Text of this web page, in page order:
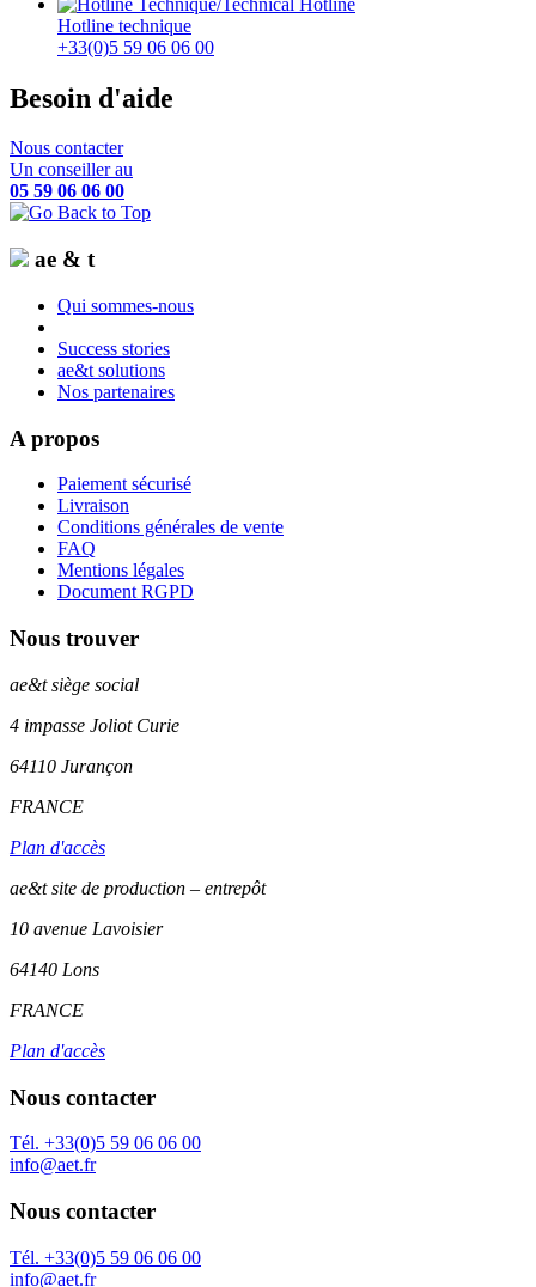
Hotline technique
+33(0)5 59 06 06 00
Besoin d'aide
Nous contacter
Un conseiller au
05 59 06 06 00
ae & t
Qui sommes-nous
Success stories
ae&t solutions
Nos partenaires
A propos
Paiement sécurisé
Livraison
Conditions générales de vente
FAQ
Mentions légales
Document RGPD
Nous trouver
ae&tsiège social
4 impasse Joliot Curie
64110 Jurançon
FRANCE
Plan d'accès
ae&t site de production – entrepôt
10 avenue Lavoisier
64140 Lons
FRANCE
Plan d'accès
Nous contacter
Tél. +33(0)5 59 06 06 00
info@aet.fr
Nous contacter
Tél. +33(0)5 59 06 06 00
info@aet.fr